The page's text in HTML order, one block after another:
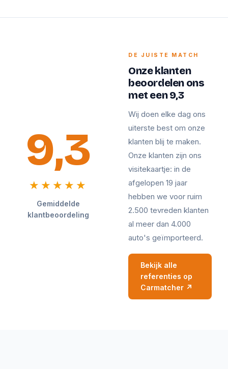
9,3
★★★★★
Gemiddelde
klantbeoordeling
DE JUISTE MATCH
Onze klanten
beoordelen ons
met een 9,3
Wij doen elke dag ons
uiterste best om onze
klanten blij te maken.
Onze klanten zijn ons
visitekaartje: in de
afgelopen 19 jaar
hebben we voor ruim
2.500 tevreden klanten
al meer dan 4.000
auto's geïmporteerd.
Bekijk alle
referenties op
Carmatcher ↗